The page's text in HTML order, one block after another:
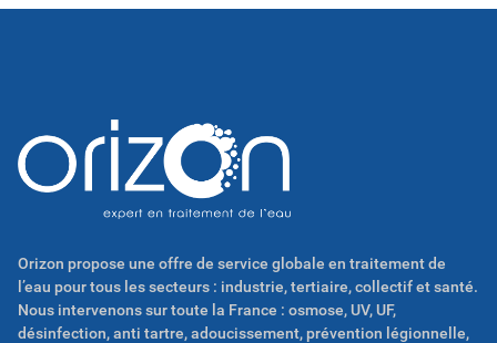
Orizon propose une offre de service globale en traitement de
l’eau pour tous les secteurs : industrie, tertiaire, collectif et santé.
Nous intervenons sur toute la France : osmose, UV, UF,
désinfection, anti tartre, adoucissement, prévention légionnelle,